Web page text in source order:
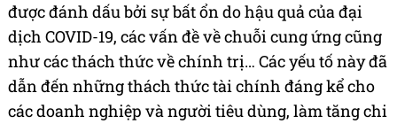
được đánh dấu bởi sự bất ổn do hậu quả của đại
dịch COVID-19, các vấn đề về chuỗi cung ứng cũng
như các thách thức về chính trị… Các yếu tố này đã
dẫn đến những thách thức tài chính đáng kể cho
các doanh nghiệp và người tiêu dùng, làm tăng chi